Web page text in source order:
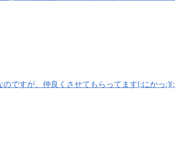
ですが、仲良くさせてもらってます[:にかっ